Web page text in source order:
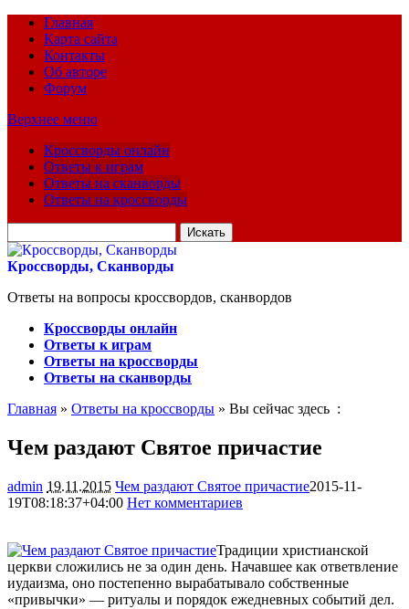
Главная
Карта сайта
Контакты
Об авторе
Форум
Верхнее меню
Кроссворды онлайн
Ответы к играм
Ответы на сканворды
Ответы на кроссворды
для:
Кроссворды, Сканворды
Ответы на вопросы кроссвордов, сканвордов
Кроссворды онлайн
Ответы к играм
Ответы на кроссворды
Ответы на сканворды
Главная » Ответы на кроссворды » Вы сейчас здесь :
Чем раздают Святое причастие
admin 19.11.2015 Чем раздают Святое причастие2015-11-
19T08:18:37+04:00 Нет комментариев
Традиции христианской
церкви сложились не за один день. Начавшее как ответвление
иудаизма, оно постепенно вырабатывало собственные
«привычки» — ритуалы и порядок ежедневных событий дел.